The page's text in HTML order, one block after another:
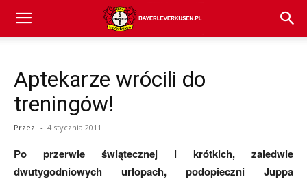
Bayer
Aptekarze wrócili do
treningów!
Przez - 4 stycznia 2011
Po przerwie świątecznej i krótkich, zaledwie
dwutygodniowych urlopach, podopieczni Juppa